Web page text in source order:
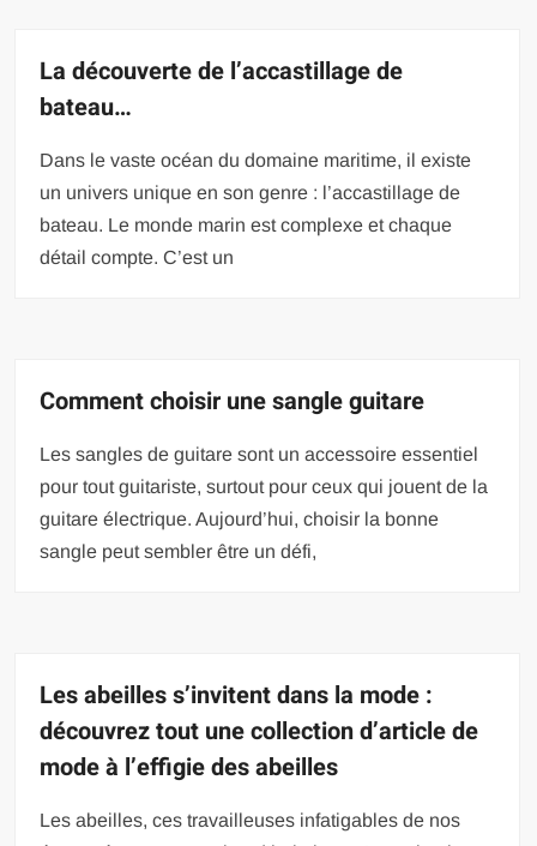
La découverte de l’accastillage de
bateau…
Dans le vaste océan du domaine maritime, il existe
un univers unique en son genre : l’accastillage de
bateau. Le monde marin est complexe et chaque
détail compte. C’est un
Comment choisir une sangle guitare
Les sangles de guitare sont un accessoire essentiel
pour tout guitariste, surtout pour ceux qui jouent de la
guitare électrique. Aujourd’hui, choisir la bonne
sangle peut sembler être un défi,
Les abeilles s’invitent dans la mode :
découvrez tout une collection d’article de
mode à l’effigie des abeilles
Les abeilles, ces travailleuses infatigables de nos